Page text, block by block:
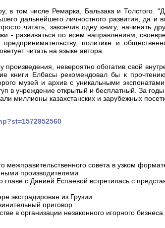
в том числе Ремарка, Бальзака и Толстого.
дальнейшего личностного развития, да и
читать, закончив одну книгу, начинать
- развиваться по всем направлениям,
предпринимательству, политике и
читать на языке автора.
невероятно обогатив свой
книги Елбасы рекомендовал бы к
музей и архив с уникальными
в учреждение открытый и бесплатный. За
миллионы казахстанских и зарубежных
межправительственного совета в узком
производителями
с Данией Еспаевой встретилась с
экстрадирован из Грузии
приговор
в организации незаконного игорного бизнеса